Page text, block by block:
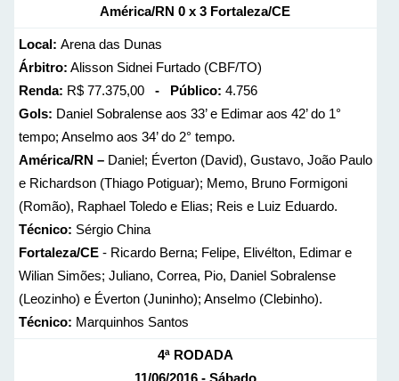
América/RN 0 x 3 Fortaleza/CE
Local: Arena das Dunas
Árbitro: Alisson Sidnei Furtado (CBF/TO)
Renda: R$ 77.375,00 - Público: 4.756
Gols: Daniel Sobralense aos 33’ e Edimar aos 42’ do 1°
tempo; Anselmo aos 34’ do 2° tempo.
América/RN – Daniel; Éverton (David), Gustavo, João Paulo
e Richardson (Thiago Potiguar); Memo, Bruno Formigoni
(Romão), Raphael Toledo e Elias; Reis e Luiz Eduardo.
Técnico: Sérgio China
Fortaleza/CE- Ricardo Berna; Felipe, Elivélton, Edimar e
Wilian Simões; Juliano, Correa, Pio, Daniel Sobralense
(Leozinho) e Éverton (Juninho); Anselmo (Clebinho).
Técnico: Marquinhos Santos
4ª RODADA